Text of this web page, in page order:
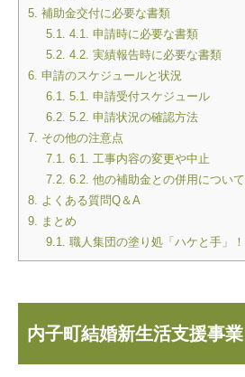
5. 補助金交付に必要な書類
5.1.
4.1. 申請時に必要な書類
5.2. 4.2. 実績報告時に必要な書類
6. 申請のスケジュールと状況
6.1.
5.1. 申請受付スケジュール
6.2. 5.2. 申請状況の確認方法
7. その他の注意点
7.1.
6.1. 工事内容の変更や中止
7.2. 6.2. 他の補助金との併用について
8.
よくある質問Q＆A
9.
まとめ
9.1.
職人集団の塗り処「ハケと手」！
内子町結婚新生活支援事業